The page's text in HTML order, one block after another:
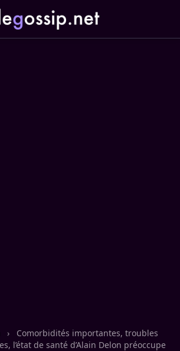
›
Comorbidités importantes, troubles
l’état de santé d’Alain Delon préoccupe